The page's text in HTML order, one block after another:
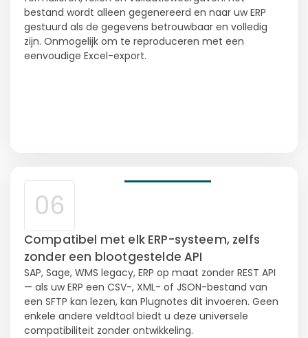
bestand wordt alleen gegenereerd en naar uw ERP
gestuurd als de gegevens betrouwbaar en volledig
zijn. Onmogelijk om te reproduceren met een
eenvoudige Excel-export.
06
Compatibel met elk ERP-systeem, zelfs
zonder een blootgestelde API
SAP, Sage, WMS legacy, ERP op maat zonder REST API
— als uw ERP een CSV-, XML- of JSON-bestand van
een SFTP kan lezen, kan Plugnotes dit invoeren. Geen
enkele andere veldtool biedt u deze universele
compatibiliteit zonder ontwikkeling.